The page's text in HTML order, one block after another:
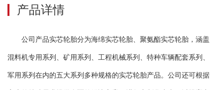
产品详情
公司产品实芯轮胎分为海绵实芯轮胎、聚氨酯实芯轮胎，涵盖
混料机专用系列、矿用系列、工程机械系列、特种车辆配套系列、
军用系列在内的五大系列多种规格的实芯轮胎产品。公司还可根据